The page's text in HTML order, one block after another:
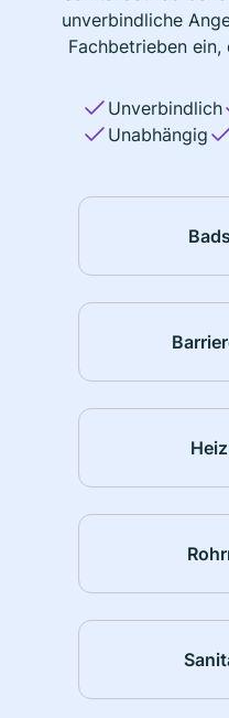
unverbindliche
Fachbetrieben
Unverbindlich
Unabhängig